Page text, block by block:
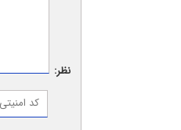
نظر: